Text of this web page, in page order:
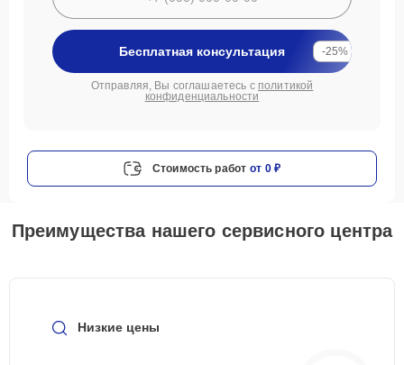
Бесплатная консультация -25%
Отправляя, Вы соглашаетесь с политикой
конфиденциальности
Стоимость работ от 0 ₽
Преимущества нашего сервисного центра
Низкие цены